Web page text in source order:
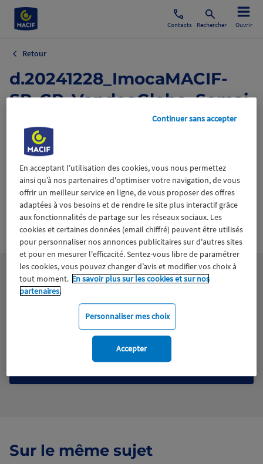
Contacts Rechercher Ouvrir
Retour
d.20241228_ImocaMACIF-
SP_CP_VendeeGlobe_Semai
28 décembre 2024
Certifié avecWiztrust
trusted
sources
Tous droits réservés
Télécharger le fichier
Sur le même sujet
En acceptant l'utilisation des cookies, vous nous permettez
ainsi qu’à nos partenaires d'optimiser votre navigation, de vous
offrir un meilleur service en ligne, de vous proposer des offres
adaptées à vos besoins et de rendre le site plus interactif grâce
aux fonctionnalités de partage sur les réseaux sociaux. Les
cookies et certaines données (email chiffré) peuvent être utilisés
pour personnaliser nos annonces publicitaires sur d'autres sites
et pour en mesurer l'efficacité. Sentez-vous libre de paramétrer
les cookies, vous pouvez changer d’avis et modifier vos choix à
tout moment. En savoir plus sur les cookies et sur nos
partenaires.
Personnaliser mes choix
Continuer sans accepter
Accepter